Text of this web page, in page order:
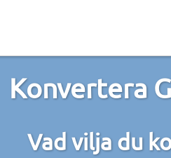
Konvertera
Vad vilja du